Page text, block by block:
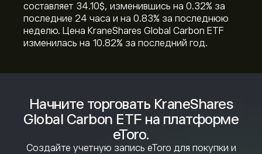
Начните торговать KraneShares
Global Carbon ETF на платформе
eToro.
Создайте учетную запись eToro для покупки и
составляет 34.10‎$‎, изменившись на ‎0.32‎% за
последние 24 часа и на ‎0.83‎% за последнюю
неделю. Цена KraneShares Global Carbon ETF
изменилась на ‎10.82‎% за последний год.